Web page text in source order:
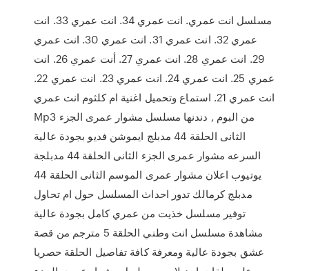
مسلسل انت عمري. انت عمري 34. انت عمري 33. انت
عمري 32. انت عمري 31. انت عمري 30. انت عمري
29. انت عمري 28. انت عمري 27. أنت عمري 26. انت
عمري 25. انت عمري 24. انت عمري 23. انت عمري 22.
انت عمري 21. استماع وتحميل اغنية ام كلثوم انت عمري
Mp3 من البوم , دندنها مسلسل مشوار عمرى الجزء
الثانى الحلقة 44 مدبلج ايموشن فديو بجودة عالية
السرعه مشوار عمرى الجزء الثانى الحلقة 44 مدبلجة
يوتيوب اعلان مشوار عمرى الموسم الثانى الحلقة 44
مدبلج كرمالك تدور احداث المسلسل حول ام تحاول
توفير مسلسل خذيت من عمري كامل بجودة عالية
مشاهدة مسلسل انت وطني الحلقة 5 مترجم من قصة
عشق بجودة عالية ومعرفة كافة تفاصيل الحلقة حصريا